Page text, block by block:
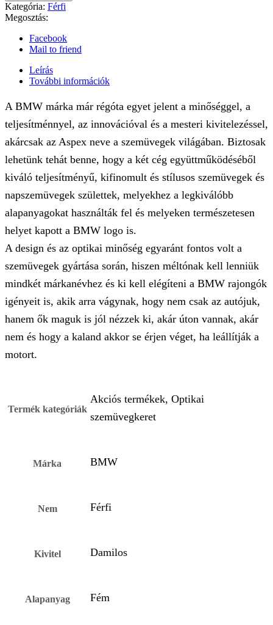
Kategória: Férfi
Megosztás:
Facebook
Mail to friend
Leírás
További információk
A BMW márka már régóta egyet jelent a minőséggel, a
teljesítménnyel, az innovációval és a mesteri kivitelezéssel,
akárcsak az Aspex neve a szemüvegek világában. Biztosak
lehetünk tehát benne, hogy a két cég együttműködéséből
kiváló teljesítményű, kifinomult és stílusos szemüvegek és
napszemüvegek születtek, melyekhez a legkiválóbb
alapanyagokat használták fel és melyeken természetesen
helyet kapott a BMW logo is.
A design és az optikai minőség egyaránt fontos volt a
szemüvegek gyártása során, hiszen méltónak kell lenniük
mindkét márkanévhez és ki kell elégíteni a BMW rajongók
igényeit is, akik arra vágynak, hogy nem csak az autójuk,
hanem ők maguk is jól nézzek ki, akár úton vannak, akár
nem és hogy a kaland akkor se érjen véget, ha leállítják a
motort.
Termék kategóriák
Akciós termékek, Optikai
szemüvegkeret
Márka BMW
Nem Férfi
Kivitel Damilos
Alapanyag Fém